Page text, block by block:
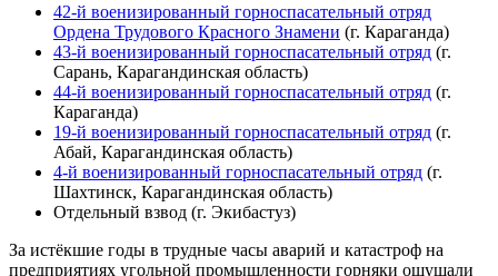
42-й военизированный горноспасательный отряд
Ордена Трудового Красного Знамени (г. Караганда)
43-й военизированный горноспасательный отряд (г.
Сарань, Карагандинская область)
44-й военизированный горноспасательный отряд (г.
Караганда)
19-й военизированный горноспасательный отряд (г.
Абай, Карагандинская область)
4-й военизированный горноспасательный отряд (г.
Шахтинск, Карагандинская область)
Отдельный взвод (г. Экибастуз)
За истёкшие годы в трудные часы аварий и катастроф на
предприятиях угольной промышленности горняки ощущали